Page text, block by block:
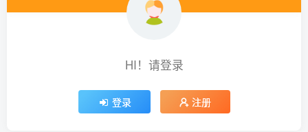
HI！请登录
登录 注册